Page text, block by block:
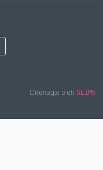
Ditenagai oleh SLiMS